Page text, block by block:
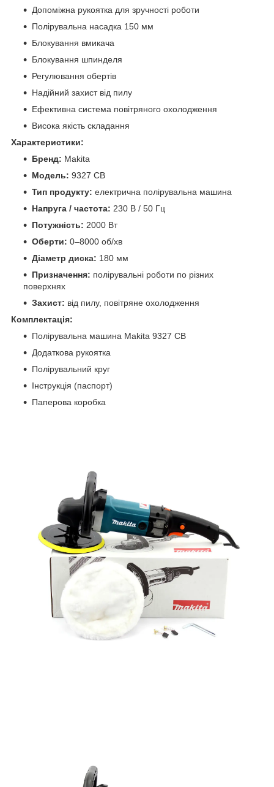
Допоміжна рукоятка для зручності роботи
Полірувальна насадка 150 мм
Блокування вмикача
Блокування шпинделя
Регулювання обертів
Надійний захист від пилу
Ефективна система повітряного охолодження
Висока якість складання
Характеристики:
Бренд: Makita
Модель: 9327 СВ
Тип продукту: електрична полірувальна машина
Напруга / частота: 230 В / 50 Гц
Потужність: 2000 Вт
Оберти: 0–8000 об/хв
Діаметр диска: 180 мм
Призначення: полірувальні роботи по різних
поверхнях
Захист: від пилу, повітряне охолодження
Комплектація:
Полірувальна машина Makita 9327 СВ
Додаткова рукоятка
Полірувальний круг
Інструкція (паспорт)
Паперова коробка